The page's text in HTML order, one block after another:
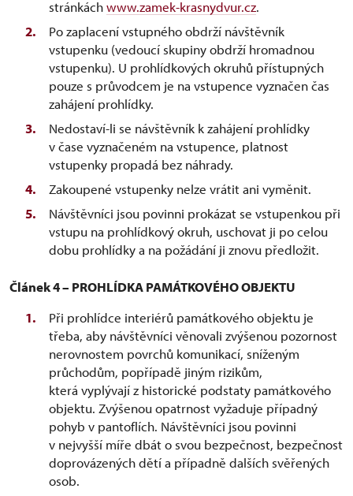
stránkáchwww.zamek-krasnydvur.cz.
Po zaplacení vstupného obdrží návštěvník
vstupenku (vedoucí skupiny obdrží hromadnou
vstupenku). U prohlídkových okruhů přístupných
pouze s průvodcem je na vstupence vyznačen čas
zahájení prohlídky.
Nedostaví-li se návštěvník k zahájení prohlídky
v čase vyznačeném na vstupence, platnost
vstupenky propadá bez náhrady.
Zakoupené vstupenky nelze vrátit ani vyměnit.
Návštěvníci jsou povinni prokázat se vstupenkou při
vstupu na prohlídkový okruh, uschovat ji po celou
dobu prohlídky a na požádání ji znovu předložit.
Článek 4 – PROHLÍDKA PAMÁTKOVÉHO OBJEKTU
Při prohlídce interiérů památkového objektu je
třeba, aby návštěvníci věnovali zvýšenou pozornost
nerovnostem povrchů komunikací, sníženým
průchodům, popřípadě jiným rizikům,
která vyplývají z historické podstaty památkového
objektu. Zvýšenou opatrnost vyžaduje případný
pohyb v pantoflích. Návštěvníci jsou povinni
v nejvyšší míře dbát o svou bezpečnost, bezpečnost
doprovázených dětí a případně dalších svěřených
osob.